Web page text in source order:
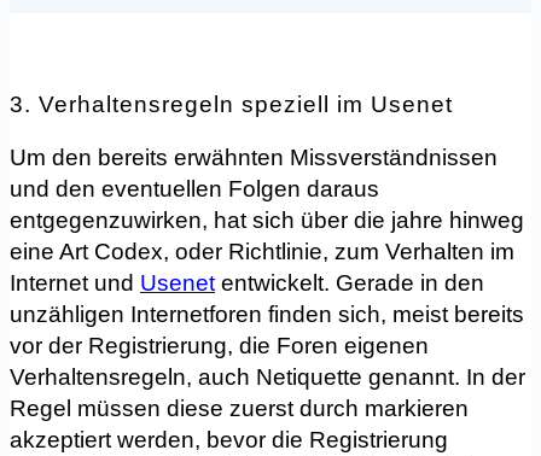
3. Verhaltensregeln speziell im Usenet
Um den bereits erwähnten Missverständnissen
und den eventuellen Folgen daraus
entgegenzuwirken, hat sich über die jahre hinweg
eine Art Codex, oder Richtlinie, zum Verhalten im
Internet und Usenet entwickelt. Gerade in den
unzähligen Internetforen finden sich, meist bereits
vor der Registrierung, die Foren eigenen
Verhaltensregeln, auch Netiquette genannt. In der
Regel müssen diese zuerst durch markieren
akzeptiert werden, bevor die Registrierung